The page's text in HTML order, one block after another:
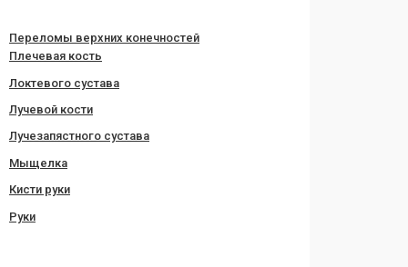
Переломы верхних конечностей
Плечевая кость
Локтевого сустава
Лучевой кости
Лучезапястного сустава
Мыщелка
Кисти руки
Руки